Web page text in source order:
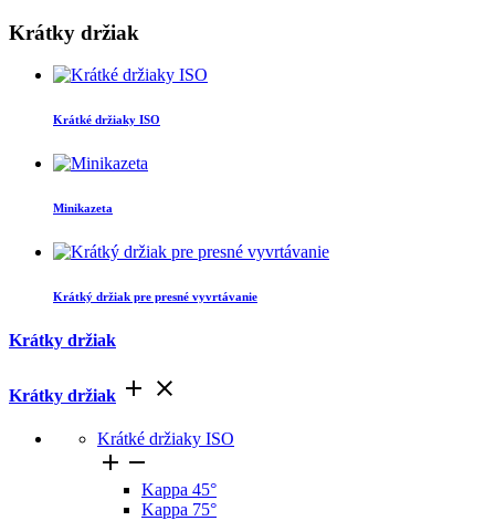
Krátky držiak
Krátké držiaky ISO
Minikazeta
Krátký držiak pre presné vyvrtávanie
Krátky držiak
Krátky držiak  
Krátké držiaky ISO
 
Kappa 45°
Kappa 75°